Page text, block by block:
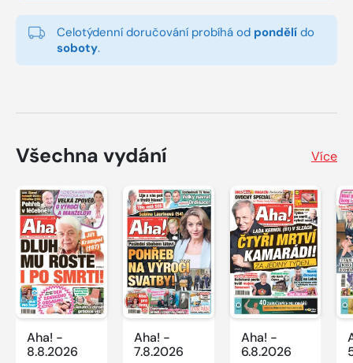
Celotýdenní doručování probíhá od pondělí do
soboty.
Všechna vydání Více
Aha! -
8.8.2026
Aha! -
7.8.2026
Aha! -
6.8.2026